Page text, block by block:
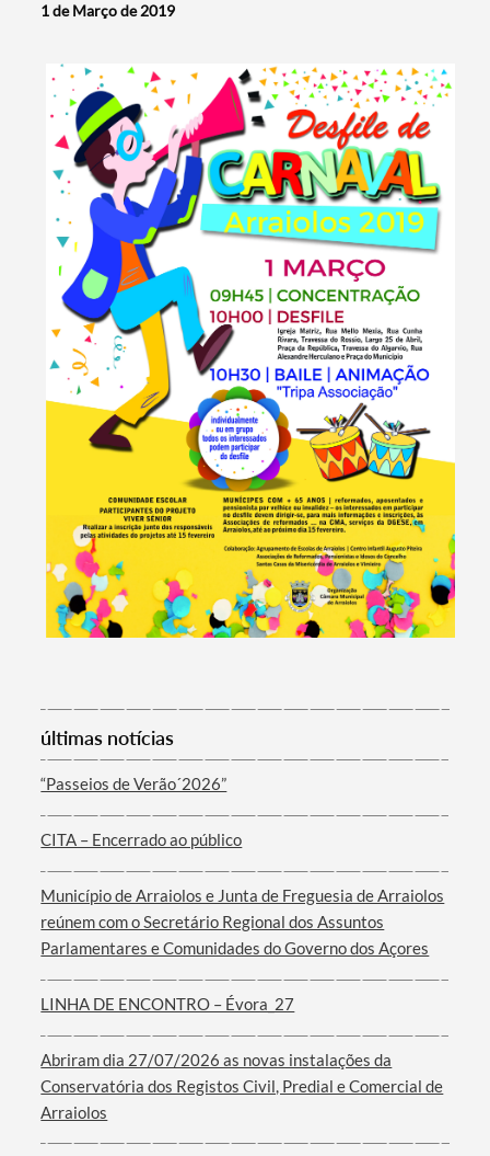
Termo de Pesquisa
Filtros
1 de Março de 2019
últimas notícias
“Passeios de Verão´2026”
CITA – Encerrado ao público
Município de Arraiolos e Junta de Freguesia de Arraiolos
reúnem com o Secretário Regional dos Assuntos
Parlamentares e Comunidades do Governo dos Açores
LINHA DE ENCONTRO – Évora_27
Abriram dia 27/07/2026 as novas instalações da
Conservatória dos Registos Civil, Predial e Comercial de
Arraiolos